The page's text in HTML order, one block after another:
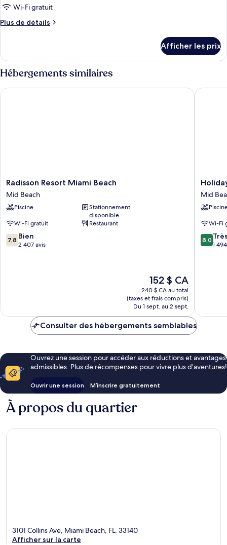
Wi-Fi gratuit
Plus de détails
Plus
Chambre
Afficher les prix
Hébergements similaires
Radisson
Resort
Miami
Beach
Beach
Radisson Resort Miami Beach
Mid Beach
Piscine
Stationnement
disponible
Wi-Fi gratuit
Restaurant
7.8
sur
7,8 Bien
2 407 avis
Le
prix
est
de
152 $ CA
152 $ CA
240 $ CA au total
(taxes et frais compris)
Du 1 sept. au 2 sept.
Radisson Resort Miami Beach
Holiday
Inn
Miami
Beach
by
IHG
Mid
Wi-Fi
8.0
sur
8,0
1
Holiday
Consulter des hébergements semblables
Ouvrez une session pour accéder aux réductions et avantages
admissibles. Plus de récompenses pour vivre plus d’aventures!
Ouvrir une session M’inscrire gratuitement
À propos du quartier
3101 Collins Ave, Miami Beach, FL, 33140
Afficher sur la carte